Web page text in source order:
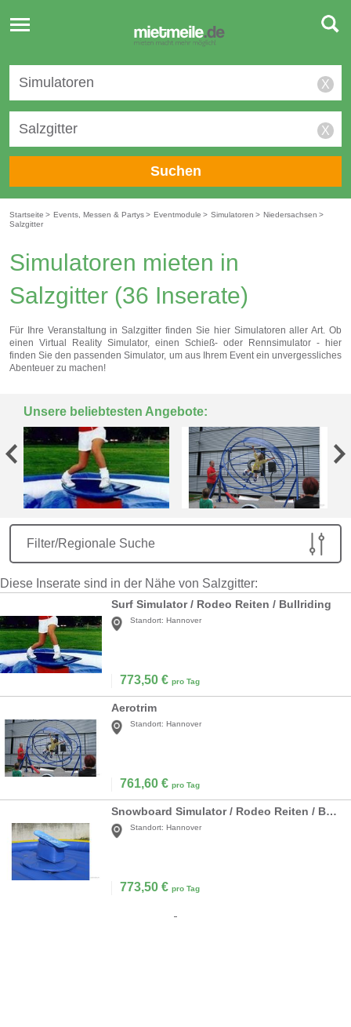
Toggle
navigation
X
X
Suchen
Startseite > Events, Messen & Partys> Eventmodule > Simulatoren > Niedersachsen >
Salzgitter
Simulatoren mieten in
Salzgitter (36 Inserate)
Für Ihre Veranstaltung in Salzgitter finden Sie hier Simulatoren aller Art. Ob
einen Virtual Reality Simulator, einen Schieß- oder Rennsimulator - hier
finden Sie den passenden Simulator, um aus Ihrem Event ein unvergessliches
Abenteuer zu machen!
Unsere beliebtesten Angebote:
Filter/Regionale Suche
Diese Inserate sind in der Nähe von Salzgitter:
Surf Simulator / Rodeo Reiten / Bullriding
Standort: Hannover
773,50 € pro Tag
Aerotrim
Standort: Hannover
761,60 € pro Tag
Snowboard Simulator / Rodeo Reiten / Bullriding
Standort: Hannover
773,50 € pro Tag